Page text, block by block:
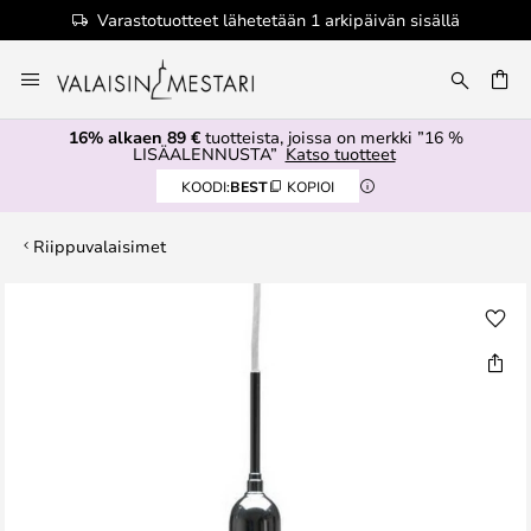
Varastotuotteet lähetetään 1 arkipäivän sisällä
to
Content
16% alkaen 89 €tuotteista, joissa on merkki ”16 %
LISÄALENNUSTA” Katso tuotteet
KOODI:BEST KOPIOI
Riippuvalaisimet